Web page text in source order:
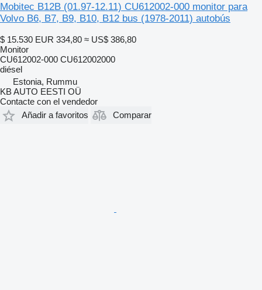
Mobitec B12B (01.97-12.11) CU612002-000 monitor para
Volvo B6, B7, B9, B10, B12 bus (1978-2011) autobús
$ 15.530 EUR 334,80 ≈ US$ 386,80
Monitor
CU612002-000 CU612002000
diésel
Estonia, Rummu
KB AUTO EESTI OÜ
Contacte con el vendedor
Añadir a favoritos
Comparar